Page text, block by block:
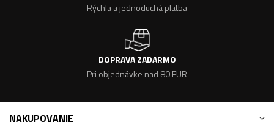
Rýchla a jednoduchá platba
DOPRAVA ZADARMO
Pri objednávke nad 80 EUR
NAKUPOVANIE